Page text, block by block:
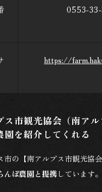
0553-
https://
ス市観光協会（南アル
園を紹介してくれる
市の【南アルプス市観光協
んぼ農園と提携しています。